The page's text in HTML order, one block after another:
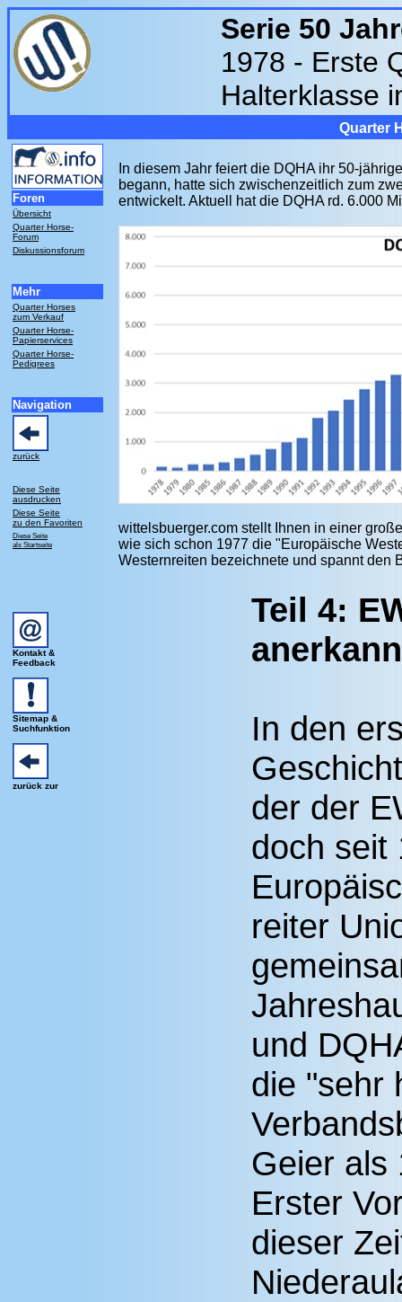
Serie 50
1978 - Erste
Halterklasse
Quarter
Foren
Übersicht
Quarter Horse-
Forum
Diskussionsforum
Mehr
Quarter Horses
zum Verkauf
Quarter Horse-
Papierservices
Quarter Horse-
Pedigrees
Navigation
zurück
Diese Seite
ausdrucken
Diese Seite
zu den Favoriten
Diese Seite
als Startseite
Kontakt &
Feedback
Sitemap &
Suchfunktion
zurück zur
In diesem Jahr feiert die DQHA ihr 50-
begann, hatte sich zwischenzeitlich zum
entwickelt. Aktuell hat die DQHA rd. 6.000
wittelsbuerger.com stellt Ihnen in einer
wie sich schon 1977 die "Europäische
Westernreiten bezeichnete und spannt den
Teil 4:
In den
der der
doch seit
reiter
und
die "sehr
Geier als
Erster
dieser